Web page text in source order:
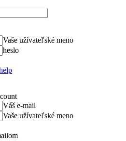
Vaše užívateľské meno
heslo
Váš e-mail
Vaše užívateľské meno